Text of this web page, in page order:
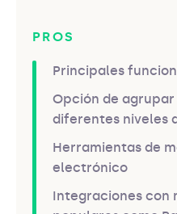
PROS
Principales
Opción de
diferentes niveles
Herramientas de
electrónico
Integraciones con